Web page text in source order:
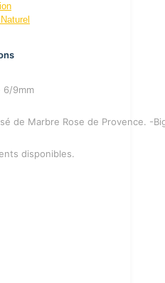
6/9mm
de Marbre Rose de Provence. -
disponibles.